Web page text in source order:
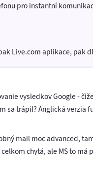
pro instantní
Live.com aplikace, pak
vysledkov Google -
sa trápil? Anglická verzia
mail moc advanced,
chytá, ale MS to